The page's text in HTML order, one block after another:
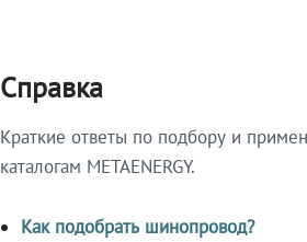
Справка
Краткие ответы по подбору и
каталогам METAENERGY.
Как подобрать шинопровод?